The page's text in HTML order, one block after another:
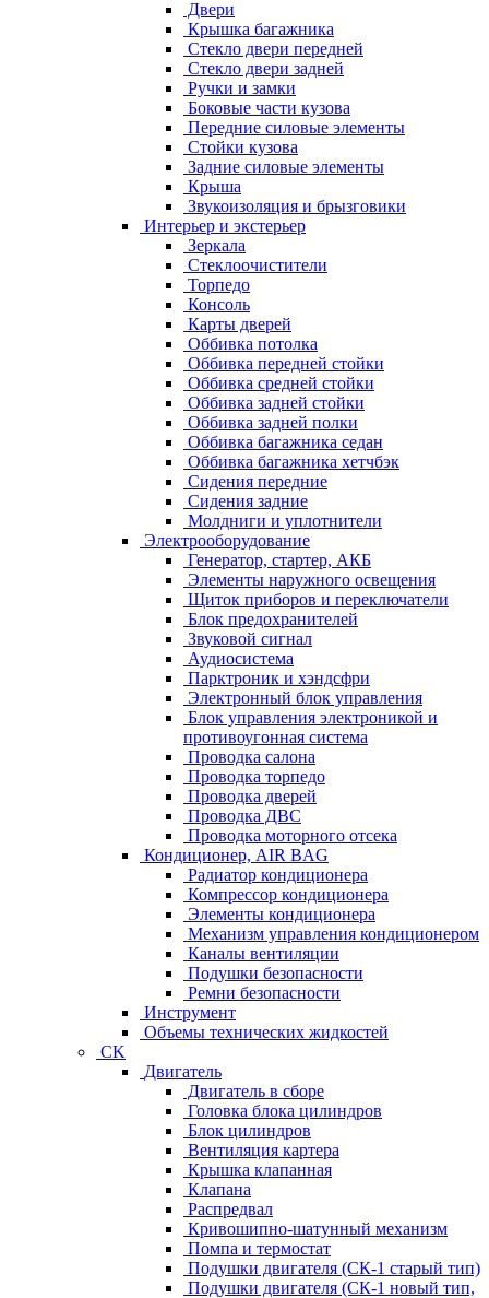
Двери
Крышка багажника
Стекло двери передней
Стекло двери задней
Ручки и замки
Боковые части кузова
Передние силовые элементы
Стойки кузова
Задние силовые элементы
Крыша
Звукоизоляция и брызговики
Интерьер и экстерьер
Зеркала
Стеклоочистители
Торпедо
Консоль
Карты дверей
Оббивка потолка
Оббивка передней стойки
Оббивка средней стойки
Оббивка задней стойки
Оббивка задней полки
Оббивка багажника седан
Оббивка багажника хетчбэк
Сидения передние
Сидения задние
Молдниги и уплотнители
Электрооборудование
Генератор, стартер, АКБ
Элементы наружного освещения
Щиток приборов и переключатели
Блок предохранителей
Звуковой сигнал
Аудиосистема
Парктроник и хэндсфри
Электронный блок управления
Блок управления электроникой и
противоугонная система
Проводка салона
Проводка торпедо
Проводка дверей
Проводка ДВС
Проводка моторного отсека
Кондиционер, AIR BAG
Радиатор кондиционера
Компрессор кондиционера
Элементы кондиционера
Механизм управления кондиционером
Каналы вентиляции
Подушки безопасности
Ремни безопасности
Инструмент
Объемы технических жидкостей
CK
Двигатель
Двигатель в сборе
Головка блока цилиндров
Блок цилиндров
Вентиляция картера
Крышка клапанная
Клапана
Распредвал
Кривошипно-шатунный механизм
Помпа и термостат
Подушки двигателя (СК-1 старый тип)
Подушки двигателя (СК-1 новый тип,